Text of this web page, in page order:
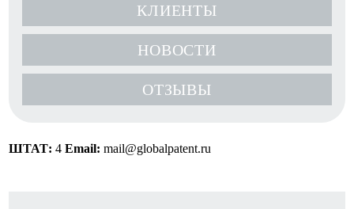
КЛИЕНТЫ
НОВОСТИ
ОТЗЫВЫ
ШТАТ: 4Email: mail@globalpatent.ru